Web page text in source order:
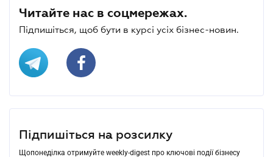
Читайте нас в соцмережах.
Підпишіться, щоб бути в курсі усіх бізнес-новин.
Підпишіться на розсилку
Щопонеділка отримуйте weekly-digest про ключові події бізнесу